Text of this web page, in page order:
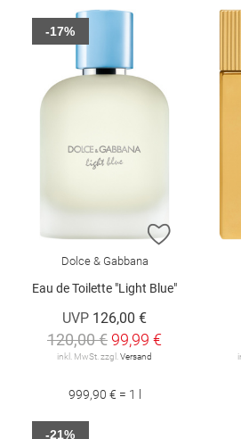
ZUR
Dolce & Gabbana
Eau de Toilette "Light Blue"
UVP 126,00 €
120,00 € 99,99 €
inkl. MwSt. zzgl.Versand
999,90 € = 1 l
-17%
-21%